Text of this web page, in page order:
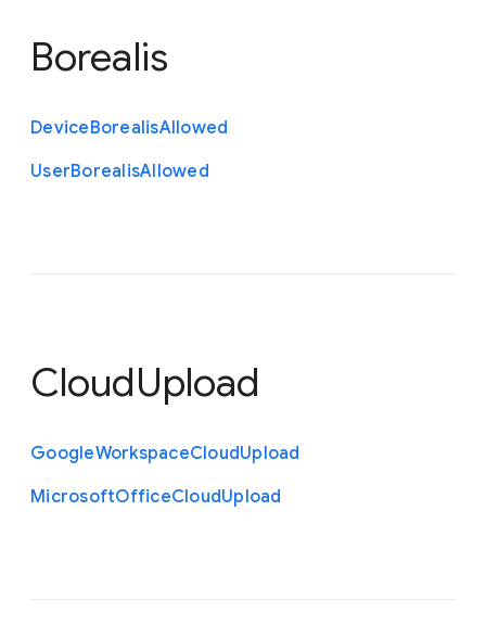
Borealis
DeviceBorealisAllowed
UserBorealisAllowed
CloudUpload
GoogleWorkspaceCloudUpload
MicrosoftOfficeCloudUpload